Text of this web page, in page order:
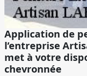
Application de
l’entreprise
met à votre
chevronnée